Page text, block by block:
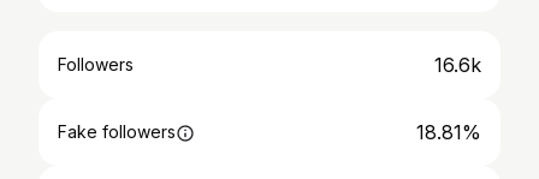
Followers 16.6k
Fake followers 18.81%